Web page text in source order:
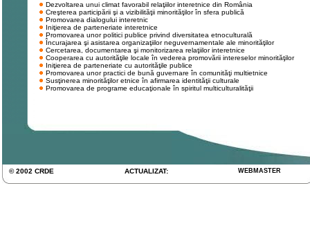
Dezvoltarea unui climat favorabil relaţiilor interetnice din România
Creşterea participării şi a vizibilităţii minorităţilor în sfera publică
Promovarea dialogului interetnic
Iniţierea de parteneriate interetnice
Promovarea unor politici publice privind diversitatea etnoculturală
Încurajarea şi asistarea organizaţiilor neguvernamentale ale minorităţilor
Cercetarea, documentarea şi monitorizarea relaţiilor interetnice
Cooperarea cu autorităţile locale în vederea promovării intereselor minorităţilor
Iniţierea de parteneriate cu autorităţile publice
Promovarea unor practici de bună guvernare în comunităţi multietnice
Susţinerea minorităţilor etnice în afirmarea identităţii culturale
Promovarea de programe educaţionale în spiritul multiculturalităţii
© 2002 CRDE ACTUALIZAT: WEBMASTER